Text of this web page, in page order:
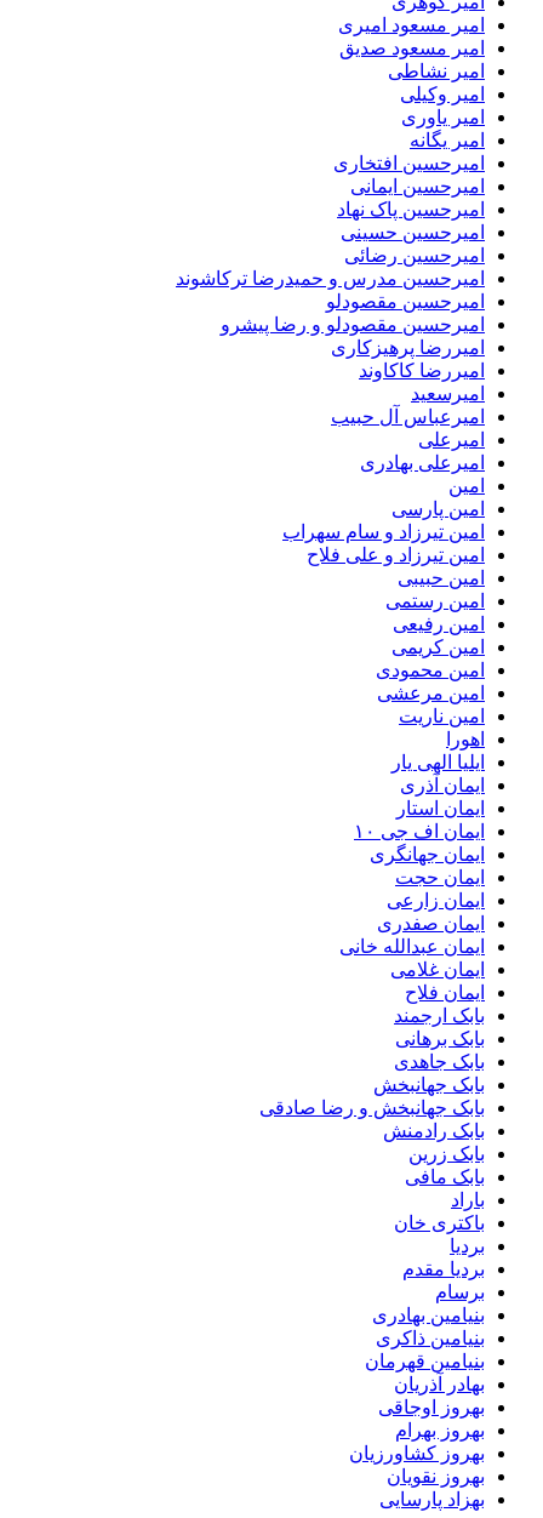
امیر مسعود امیری
امیر مسعود صدیق
امیر نشاطی
امیر وکیلی
امیر یاوری
امیر یگانه
امیرحسین افتخاری
امیرحسین ایمانی
امیرحسین پاک نهاد
امیرحسین حسینی
امیرحسین رضائی
امیرحسین مدرس و حمیدرضا ترکاشوند
امیرحسین مقصودلو
امیرحسین مقصودلو و رضا پیشرو
امیررضا پرهیزکاری
امیررضا کاکاوند
امیرسعید
امیرعباس آل حبیب
امیرعلی
امیرعلی بهادری
امین
امین پارسی
امین تیرزاد و سام سهراب
امین تیرزاد و علی فلاح
امین حبیبی
امین رستمی
امین رفیعی
امین کریمی
امین محمودی
امین مرعشی
امین ناریت
اهورا
ایلیا الهی یار
ایمان آذری
ایمان استار
ایمان اف جی ۱۰
ایمان جهانگری
ایمان حجت
ایمان زارعی
ایمان صفدری
ایمان عبدالله خانی
ایمان غلامی
ایمان فلاح
بابک ارجمند
بابک برهانی
بابک جاهدی
بابک جهانبخش
بابک جهانبخش و رضا صادقی
بابک رادمنش
بابک زرین
بابک مافی
باراد
باکتری خان
بردیا
بردیا مقدم
برسام
بنیامین بهادری
بنیامین ذاکری
بنیامین قهرمان
بهادر آذریان
بهروز اوجاقی
بهروز بهرام
بهروز کشاورزیان
بهروز نقویان
بهزاد پارسایی